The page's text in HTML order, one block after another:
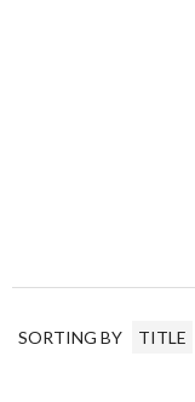
SORTING BY TITLE